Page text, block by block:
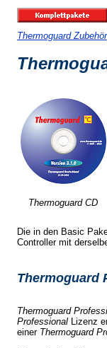
Thermoguard
Thermoguard
Professional Lizenz
einer Thermoguard
Thermoguard Zubehör
Thermoguard CD
Die in den Basic
Controller mit